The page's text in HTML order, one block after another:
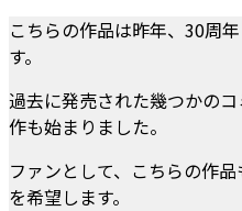
こちらの作品は昨年、30周
す。
過去に発売された幾つかの
作も始まりました。
ファンとして、こちらの作
を希望します。